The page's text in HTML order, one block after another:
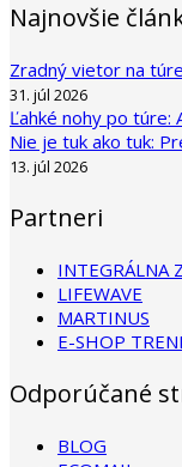
Najnovšie
Zradný vietor na
31. júl 2026
Ľahké nohy po túre:
Nie je tuk ako tuk:
13. júl 2026
Partneri
INTEGRÁLNA
LIFEWAVE
MARTINUS
E-SHOP
Odporúčané
BLOG